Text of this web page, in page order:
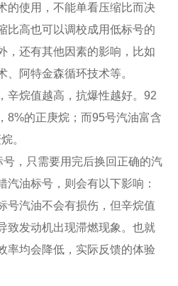
的使用，不能单看压缩比而决
比高也可以调校成用低标号的
，还有其他因素的影响，比如
、阿特金森循环技术等。
辛烷值越高，抗爆性越好。92
8%的正庚烷；而95号汽油富含
。
，只需要用完后换回正确的汽
汽油标号，则会有以下影响：
号汽油不会有损伤，但辛烷值
致发动机出现滞燃现象。也就
率均会降低，实际反馈的体验